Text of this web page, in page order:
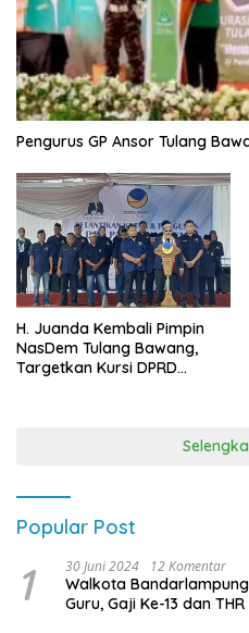
Pengurus GP Ansor Tulang
H. Juanda Kembali Pimpin
NasDem Tulang Bawang,
Targetkan Kursi DPRD
Popular Post
1 30 Juni 2024 12 Komentar
Walkota
Guru, Gaji Ke-13 dan